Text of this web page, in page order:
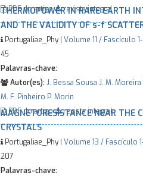
PDF do artigo
revista integral
THERMOPOWER IN RARE EARTH
AND THE VALIDITY OF s-f
Portugaliae_Phy | Volume 11 / Fascículo
45
Palavras-chave:
Autor(es): J. Bessa Sousa J. M. Moreira
M. F. Pinheiro P. Morin
PDF do artigo
revista integral
MAGNETORESISTANCE NEAR THE
CRYSTALS
Portugaliae_Phy | Volume 13 / Fascículo
207
Palavras-chave: